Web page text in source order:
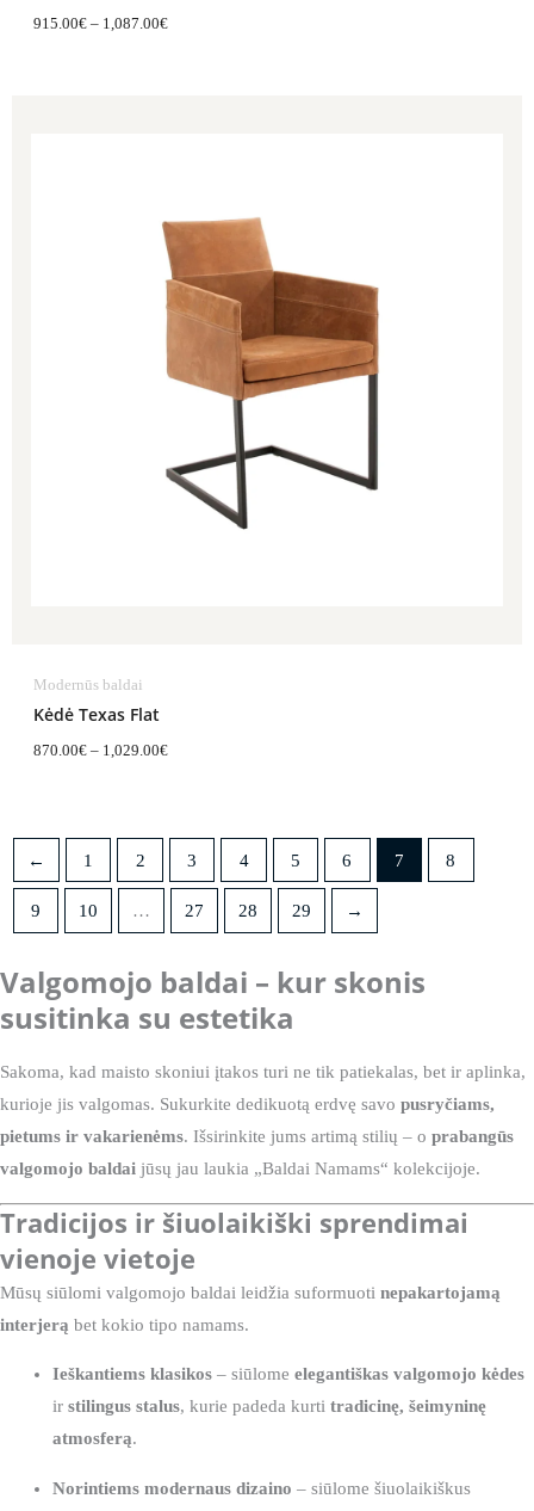
915.00€ – 1,087.00€
Modernūs baldai
Kėdė Texas Flat
870.00€ – 1,029.00€
← 1 2 3 4 5 6 7 8
9 10 … 27 28 29 →
Valgomojo baldai – kur skonis
susitinka su estetika
Sakoma, kad maisto skoniui įtakos turi ne tik patiekalas, bet ir aplinka,
kurioje jis valgomas. Sukurkite dedikuotą erdvę savo pusryčiams,
pietums ir vakarienėms. Išsirinkite jums artimą stilių – o prabangūs
valgomojo baldai jūsų jau laukia „Baldai Namams“ kolekcijoje.
Tradicijos ir šiuolaikiški sprendimai
vienoje vietoje
Mūsų siūlomi valgomojo baldai leidžia suformuoti nepakartojamą
interjerą bet kokio tipo namams.
Ieškantiems klasikos– siūlome elegantiškas valgomojo kėdes
ir stilingus stalus, kurie padeda kurti tradicinę, šeimyninę
atmosferą.
Norintiems modernaus dizaino – siūlome šiuolaikiškus